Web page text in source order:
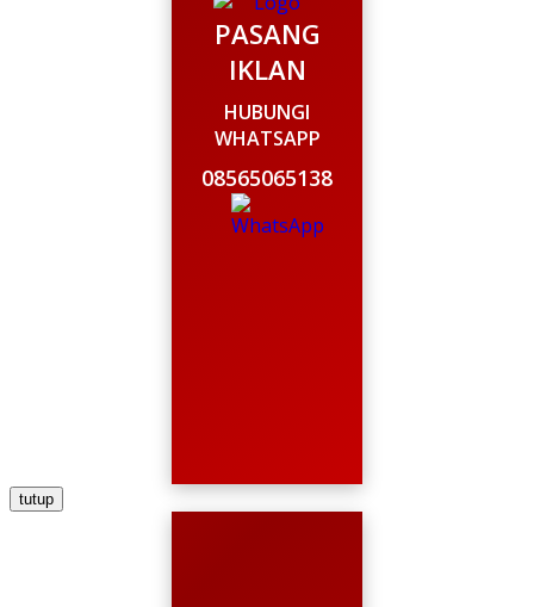
PASANG
IKLAN
HUBUNGI
WHATSAPP
08565065138
tutup